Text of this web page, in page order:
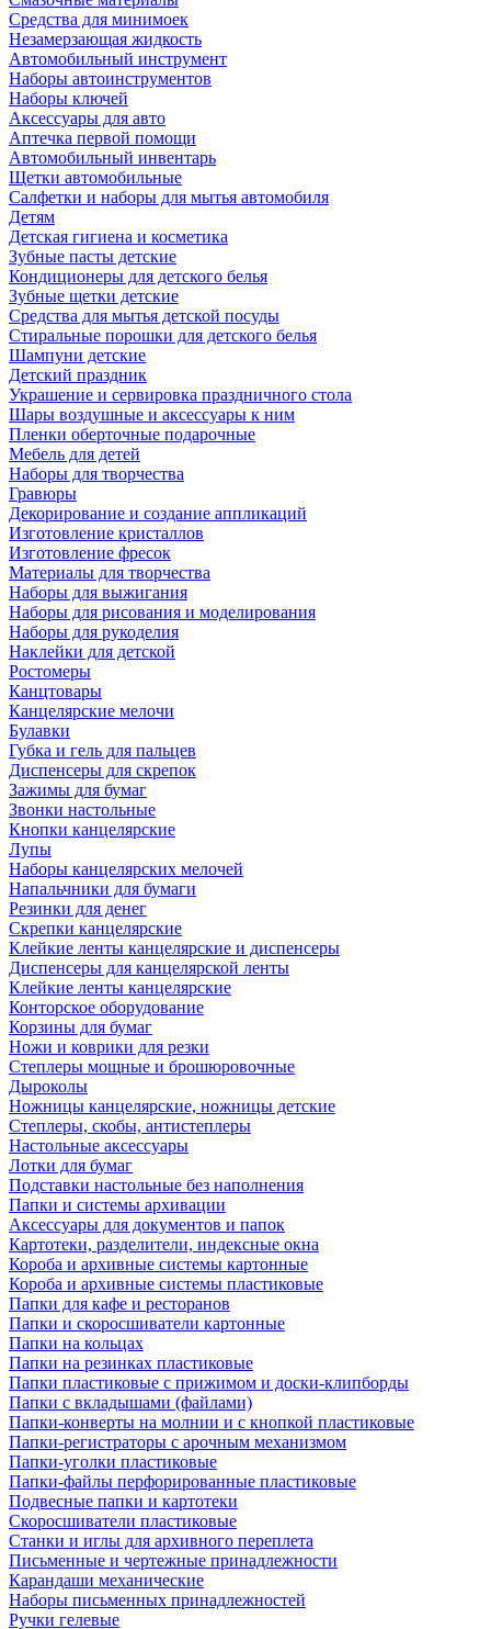
Средства для минимоек
Незамерзающая жидкость
Автомобильный инструмент
Наборы автоинструментов
Наборы ключей
Аксессуары для авто
Аптечка первой помощи
Автомобильный инвентарь
Щетки автомобильные
Салфетки и наборы для мытья автомобиля
Детям
Детская гигиена и косметика
Зубные пасты детские
Кондиционеры для детского белья
Зубные щетки детские
Средства для мытья детской посуды
Стиральные порошки для детского белья
Шампуни детские
Детский праздник
Украшение и сервировка праздничного стола
Шары воздушные и аксессуары к ним
Пленки оберточные подарочные
Мебель для детей
Наборы для творчества
Гравюры
Декорирование и создание аппликаций
Изготовление кристаллов
Изготовление фресок
Материалы для творчества
Наборы для выжигания
Наборы для рисования и моделирования
Наборы для рукоделия
Наклейки для детской
Ростомеры
Канцтовары
Канцелярские мелочи
Булавки
Губка и гель для пальцев
Диспенсеры для скрепок
Зажимы для бумаг
Звонки настольные
Кнопки канцелярские
Лупы
Наборы канцелярских мелочей
Напальчники для бумаги
Резинки для денег
Скрепки канцелярские
Клейкие ленты канцелярские и диспенсеры
Диспенсеры для канцелярской ленты
Клейкие ленты канцелярские
Конторское оборудование
Корзины для бумаг
Ножи и коврики для резки
Степлеры мощные и брошюровочные
Дыроколы
Ножницы канцелярские, ножницы детские
Степлеры, скобы, антистеплеры
Настольные аксессуары
Лотки для бумаг
Подставки настольные без наполнения
Папки и системы архивации
Аксессуары для документов и папок
Картотеки, разделители, индексные окна
Короба и архивные системы картонные
Короба и архивные системы пластиковые
Папки для кафе и ресторанов
Папки и скоросшиватели картонные
Папки на кольцах
Папки на резинках пластиковые
Папки пластиковые с прижимом и доски-клипборды
Папки с вкладышами (файлами)
Папки-конверты на молнии и с кнопкой пластиковые
Папки-регистраторы с арочным механизмом
Папки-уголки пластиковые
Папки-файлы перфорированные пластиковые
Подвесные папки и картотеки
Скоросшиватели пластиковые
Станки и иглы для архивного переплета
Письменные и чертежные принадлежности
Карандаши механические
Наборы письменных принадлежностей
Ручки гелевые